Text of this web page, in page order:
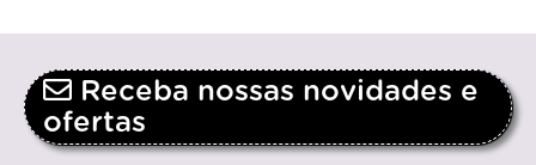
Receba nossas novidades e
ofertas